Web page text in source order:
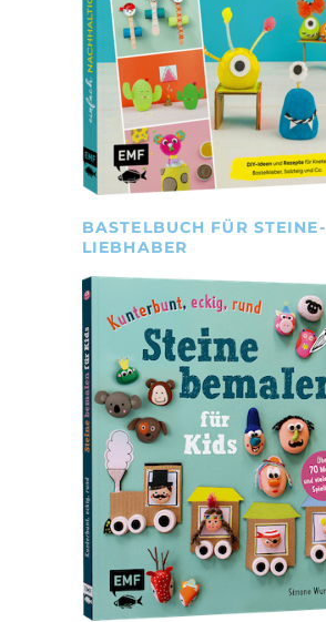
BASTELBUCH FÜR STEINE-
LIEBHABER